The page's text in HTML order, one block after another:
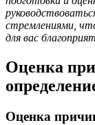
стремлениями,
для вас
Оценка
Оценка